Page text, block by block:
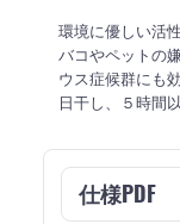
環境に優しい活
バコやペットの
ウス症候群にも
日干し、５時間
仕様PDF